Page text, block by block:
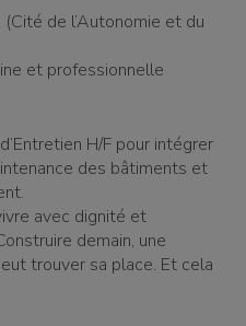
de l’Autonomie et du
et professionnelle
H/F pour intégrer
des bâtiments et
avec dignité et
demain, une
trouver sa place. Et cela